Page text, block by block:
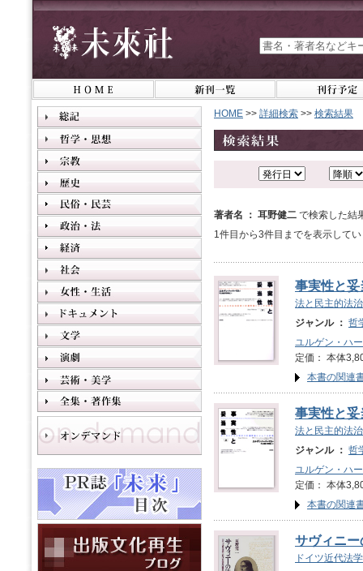
HOME >> 詳細検索 >> 検索結果
著者名 ： 耳野健二 で検索した結
1件目から3件目までを表示して
事実性と妥
法と民主的法
ジャンル ： 哲
ユルゲン・ハ
定価： 本体
本書の関連
事実性と妥
法と民主的法
ジャンル ： 哲
ユルゲン・ハ
定価： 本体
本書の関連
サヴィニー
ドイツ近代法